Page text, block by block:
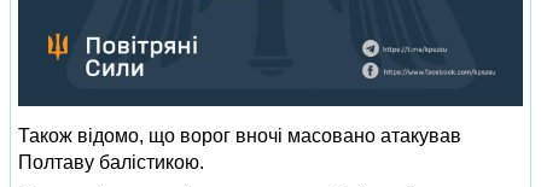
Також відомо, що ворог вночі масовано атакував
Полтаву балістикою.